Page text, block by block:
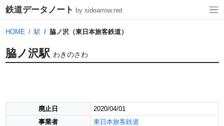
鉄道データノート by sidearrow.net
HOME 駅 脇ノ沢（東日本旅客鉄道）
脇ノ沢駅 わきのさわ
廃止日
2020/04/01
事業者
東日本旅客鉄道